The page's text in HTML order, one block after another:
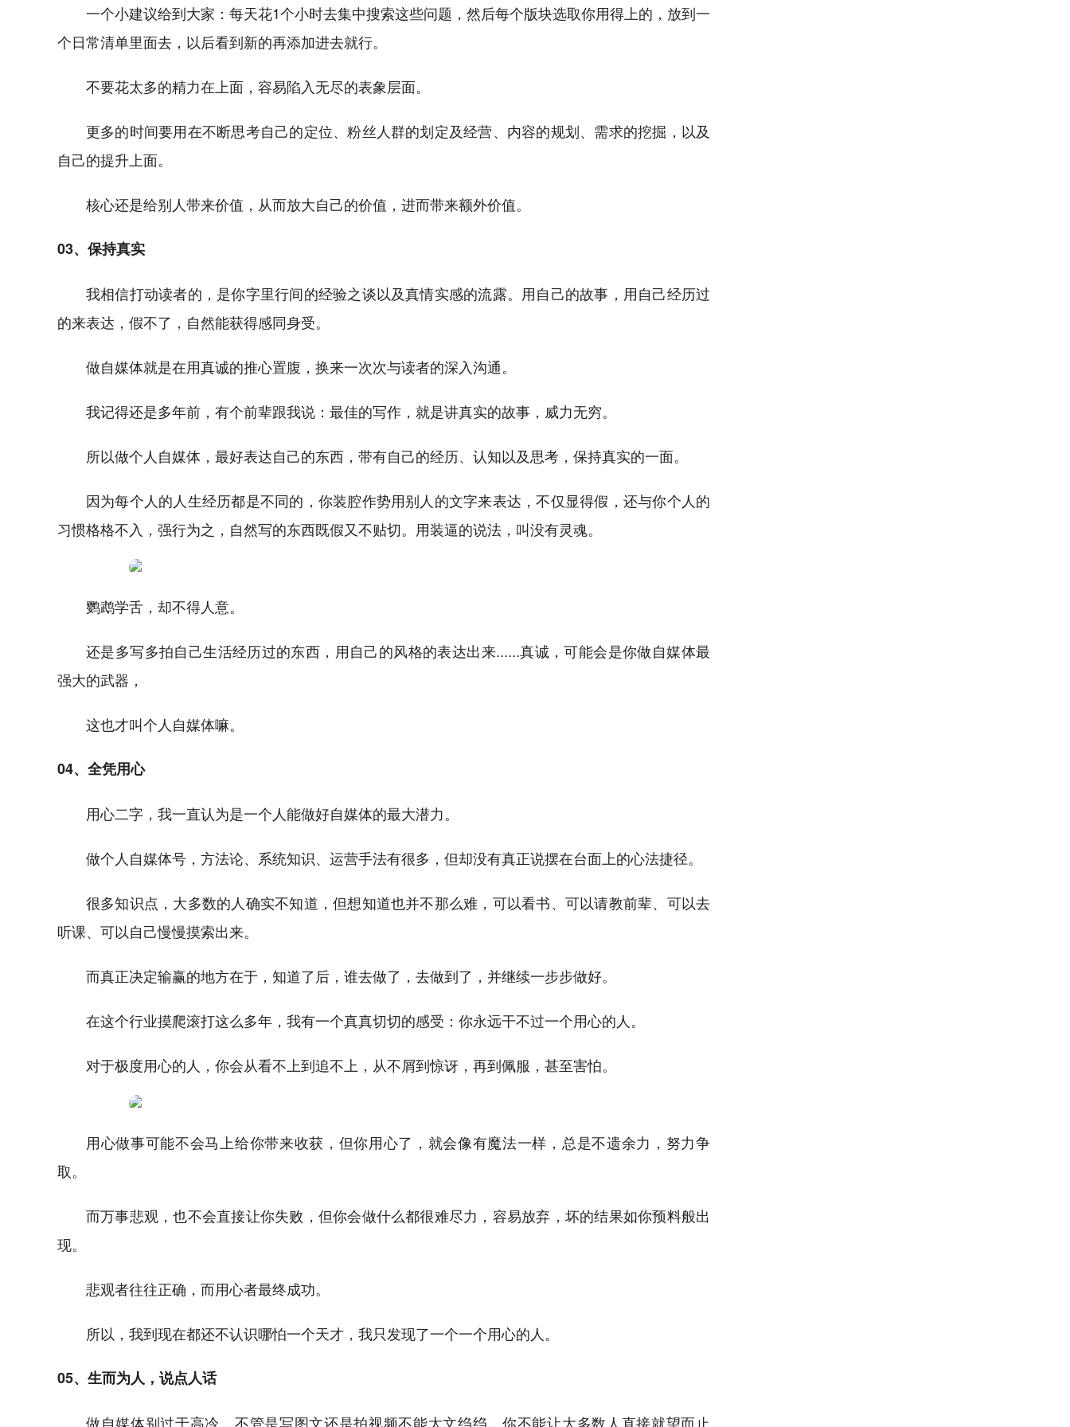
一个小建议给到大家：每天花1个小时去集中搜索这些问题，然后每个版块选取你用得上的，放到一
个日常清单里面去，以后看到新的再添加进去就行。
不要花太多的精力在上面，容易陷入无尽的表象层面。
更多的时间要用在不断思考自己的定位、粉丝人群的划定及经营、内容的规划、需求的挖掘，以及
自己的提升上面。
核心还是给别人带来价值，从而放大自己的价值，进而带来额外价值。
03、保持真实
我相信打动读者的，是你字里行间的经验之谈以及真情实感的流露。用自己的故事，用自己经历过
的来表达，假不了，自然能获得感同身受。
做自媒体就是在用真诚的推心置腹，换来一次次与读者的深入沟通。
我记得还是多年前，有个前辈跟我说：最佳的写作，就是讲真实的故事，威力无穷。
所以做个人自媒体，最好表达自己的东西，带有自己的经历、认知以及思考，保持真实的一面。
因为每个人的人生经历都是不同的，你装腔作势用别人的文字来表达，不仅显得假，还与你个人的
习惯格格不入，强行为之，自然写的东西既假又不贴切。用装逼的说法，叫没有灵魂。
鹦鹉学舌，却不得人意。
还是多写多拍自己生活经历过的东西，用自己的风格的表达出来......真诚，可能会是你做自媒体最
强大的武器，
这也才叫个人自媒体嘛。
04、全凭用心
用心二字，我一直认为是一个人能做好自媒体的最大潜力。
做个人自媒体号，方法论、系统知识、运营手法有很多，但却没有真正说摆在台面上的心法捷径。
很多知识点，大多数的人确实不知道，但想知道也并不那么难，可以看书、可以请教前辈、可以去
听课、可以自己慢慢摸索出来。
而真正决定输赢的地方在于，知道了后，谁去做了，去做到了，并继续一步步做好。
在这个行业摸爬滚打这么多年，我有一个真真切切的感受：你永远干不过一个用心的人。
对于极度用心的人，你会从看不上到追不上，从不屑到惊讶，再到佩服，甚至害怕。
用心做事可能不会马上给你带来收获，但你用心了，就会像有魔法一样，总是不遗余力，努力争
取。
而万事悲观，也不会直接让你失败，但你会做什么都很难尽力，容易放弃，坏的结果如你预料般出
现。
悲观者往往正确，而用心者最终成功。
所以，我到现在都还不认识哪怕一个天才，我只发现了一个一个用心的人。
05、生而为人，说点人话
做自媒体别过于高冷，不管是写图文还是拍视频不能太文绉绉，你不能让大多数人直接就望而止